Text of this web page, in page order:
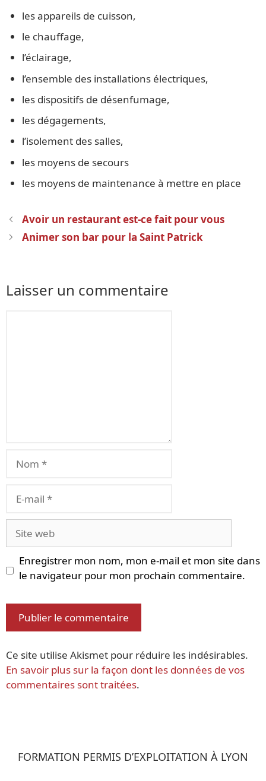
les appareils de cuisson,
le chauffage,
l’éclairage,
l’ensemble des installations électriques,
les dispositifs de désenfumage,
les dégagements,
l’isolement des salles,
les moyens de secours
les moyens de maintenance à mettre en place
Navigation
des
Avoir un restaurant est-ce fait pour vous
Animer son bar pour la Saint Patrick
Laisser un commentaire
mail
web
Enregistrer mon nom, mon e-mail et mon site dans
le navigateur pour mon prochain commentaire.
Ce site utilise Akismet pour réduire les indésirables.
En savoir plus sur la façon dont les données de vos
commentaires sont traitées.
FORMATION PERMIS D’EXPLOITATION À LYON